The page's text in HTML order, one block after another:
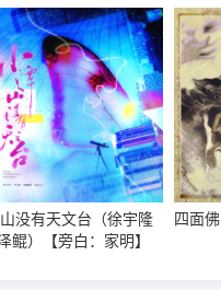
没有天文台（徐宇隆
鲲）【旁白：家明】
四面佛